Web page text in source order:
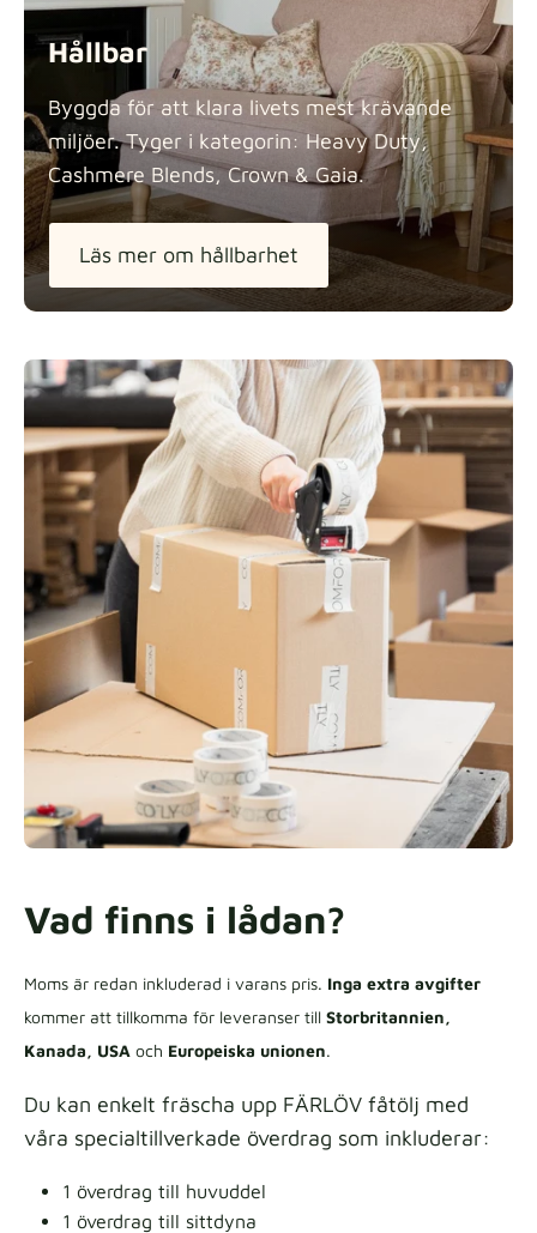
Hållbar
Byggda för att klara livets mest krävande
miljöer. Tyger i kategorin: Heavy Duty,
Cashmere Blends, Crown & Gaia.
Läs mer om hållbarhet
Vad finns i lådan?
Moms är redan inkluderad i varans pris. Inga extra avgifter
kommer att tillkomma för leveranser till Storbritannien,
Kanada, USA och Europeiska unionen.
Du kan enkelt fräscha upp FÄRLÖV fåtölj med
våra specialtillverkade överdrag som inkluderar:
1 överdrag till huvuddel
1 överdrag till sittdyna